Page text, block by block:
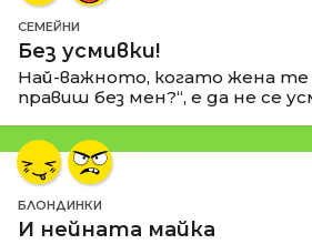
СЕМЕЙНИ
Без усмивки!
Най-важното, когато жена те
правиш без мен?“, е да не се
БЛОНДИНКИ
И нейната майка